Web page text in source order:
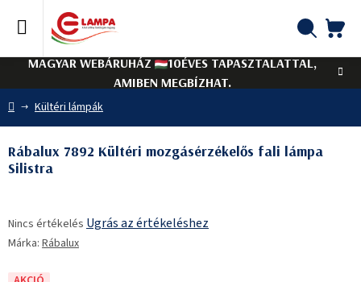
tartalomhoz
MAGYAR WEBÁRUHÁZ
10ÉVES TAPASZTALATTAL,
AMIBEN MEGBÍZHAT.
Kezdőlap
Kültéri lámpák
Rábalux 7892 Kültéri mozgásérzékelős fali lámpa
Silistra
termék
átlagos
Nincs értékelés Ugrás az értékeléshez
Márka: Rábalux